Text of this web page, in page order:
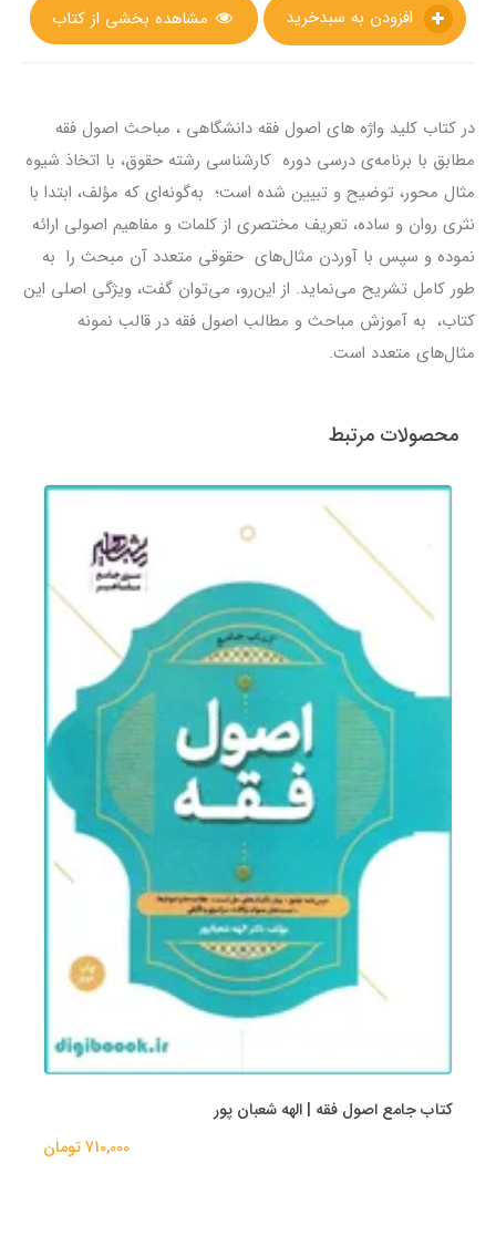
مشاهده بخشی از کتاب
در کتاب کلید واژه های اصول فقه دانشگاهی ، مباحث اصول فقه
مطابق با برنامه‌ی درسی دوره کارشناسی رشته حقوق، با اتخاذ شیوه
مثال محور، توضیح و تبیین شده است؛ به‌گونه‌ای که مؤلف، ابتدا با
نثری روان و ساده، تعریف مختصری از کلمات و مفاهيم اصولی ارائه
نموده و سپس با آوردن مثال‌های حقوقی متعدد آن مبحث را به
طور کامل تشریح می‌نماید. از این‌رو، می‌توان گفت، ویژگی اصلی این
کتاب، به آموزش مباحث و مطالب اصول فقه در قالب نمونه
مثال‌های متعدد‌ است.
محصولات مرتبط
کتاب جامع اصول فقه | الهه شعبان پور
710,000 تومان